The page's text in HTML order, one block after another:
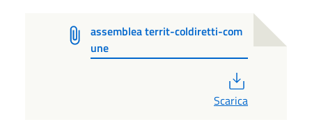
assemblea territ-coldiretti-com
une
Scarica